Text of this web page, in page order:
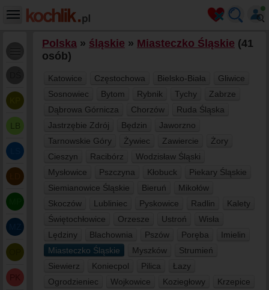
LB
Polska » śląskie » Miasteczko Śląskie (41
osób)
Katowice Częstochowa Bielsko-Biała
Gliwice
Sosnowiec
Bytom Rybnik Tychy
Zabrze
Dąbrowa Górnicza
Chorzów
Ruda Śląska
Jastrzębie Zdrój
Będzin
Jaworzno
Tarnowskie Góry
Żywiec Zawiercie
Żory
Cieszyn
Racibórz
Wodzisław Śląski
Mysłowice
Pszczyna Kłobuck
Piekary Śląskie
Siemianowice Śląskie
Bieruń
Mikołów
Skoczów
Lubliniec Pyskowice Radlin
Kalety
Świętochłowice
Orzesze Ustroń
Wisła
Lędziny
Blachownia Pszów Poręba
Imielin
Miasteczko Śląskie
Myszków
Strumień
Siewierz
Koniecpol Pilica
Łazy
Ogrodzieniec
Wojkowice Koziegłowy
Krzepice